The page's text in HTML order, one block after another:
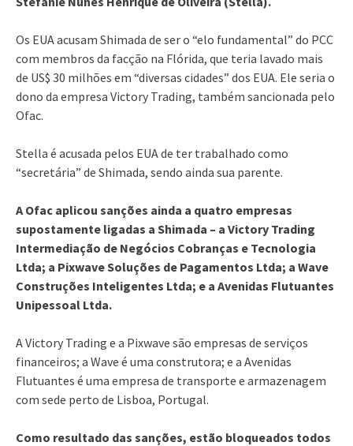
Os EUA acusam Shimada de ser o “elo fundamental” do PCC
com membros da facção na Flórida, que teria lavado mais
de US$ 30 milhões em “diversas cidades” dos EUA. Ele seria o
dono da empresa Victory Trading, também sancionada pelo
Ofac.
Stella é acusada pelos EUA de ter trabalhado como
“secretária” de Shimada, sendo ainda sua parente.
A Ofac aplicou sanções ainda a quatro empresas
supostamente ligadas a Shimada – a Victory Trading
Intermediação de Negócios Cobranças e Tecnologia
Ltda; a Pixwave Soluções de Pagamentos Ltda; a Wave
Construções Inteligentes Ltda; e a Avenidas Flutuantes
Unipessoal Ltda.
A Victory Trading e a Pixwave são empresas de serviços
financeiros; a Wave é uma construtora; e a Avenidas
Flutuantes é uma empresa de transporte e armazenagem
com sede perto de Lisboa, Portugal.
Como resultado das sanções, estão bloqueados todos